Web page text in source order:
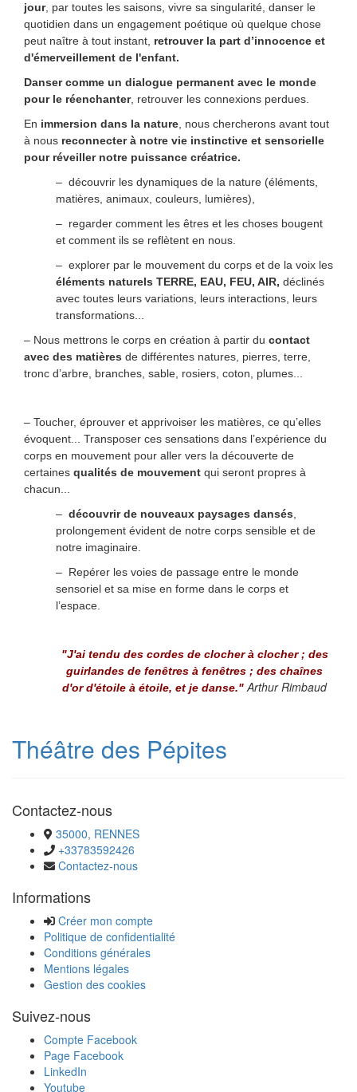
jour, par toutes les saisons, vivre sa singularité, danser le
quotidien dans un engagement poétique où quelque chose
peut naître à tout instant, retrouver la part d’innocence et
d'émerveillement de l'enfant.
Danser comme un dialogue permanent avec le monde
pour le réenchanter, retrouver les connexions perdues.
En immersion dans la nature, nous chercherons avant tout
à nous reconnecter à notre vie instinctive et sensorielle
pour réveiller notre puissance créatrice.
– découvrir les dynamiques de la nature (éléments,
matières, animaux, couleurs, lumières),
– regarder comment les êtres et les choses bougent
et comment ils se reflètent en nous.
– explorer par le mouvement du corps et de la voix les
éléments naturels TERRE, EAU, FEU, AIR, déclinés
avec toutes leurs variations, leurs interactions, leurs
transformations...
– Nous mettrons le corps en création à partir du contact
avec des matières de différentes natures, pierres, terre,
tronc d’arbre, branches, sable, rosiers, coton, plumes...
– Toucher, éprouver et apprivoiser les matières, ce qu’elles
évoquent... Transposer ces sensations dans l’expérience du
corps en mouvement pour aller vers la découverte de
certaines qualités de mouvement qui seront propres à
chacun...
– découvrir de nouveaux paysages dansés,
prolongement évident de notre corps sensible et de
notre imaginaire.
– Repérer les voies de passage entre le monde
sensoriel et sa mise en forme dans le corps et
l’espace.
"J'ai tendu des cordes de clocher à clocher ; des
guirlandes de fenêtres à fenêtres ; des chaînes
d'or d'étoile à étoile, et je danse." Arthur Rimbaud
Théâtre des Pépites
Contactez-nous
35000, RENNES
+33783592426
Contactez-nous
Informations
Créer mon compte
Politique de confidentialité
Conditions générales
Mentions légales
Gestion des cookies
Suivez-nous
Compte Facebook
Page Facebook
LinkedIn
Youtube